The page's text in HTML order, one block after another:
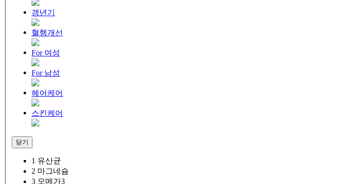
갱년기
혈행개선
For 여성
For 남성
헤어케어
스킨케어
닫기
1 유산균
2 마그네슘
3 오메가3